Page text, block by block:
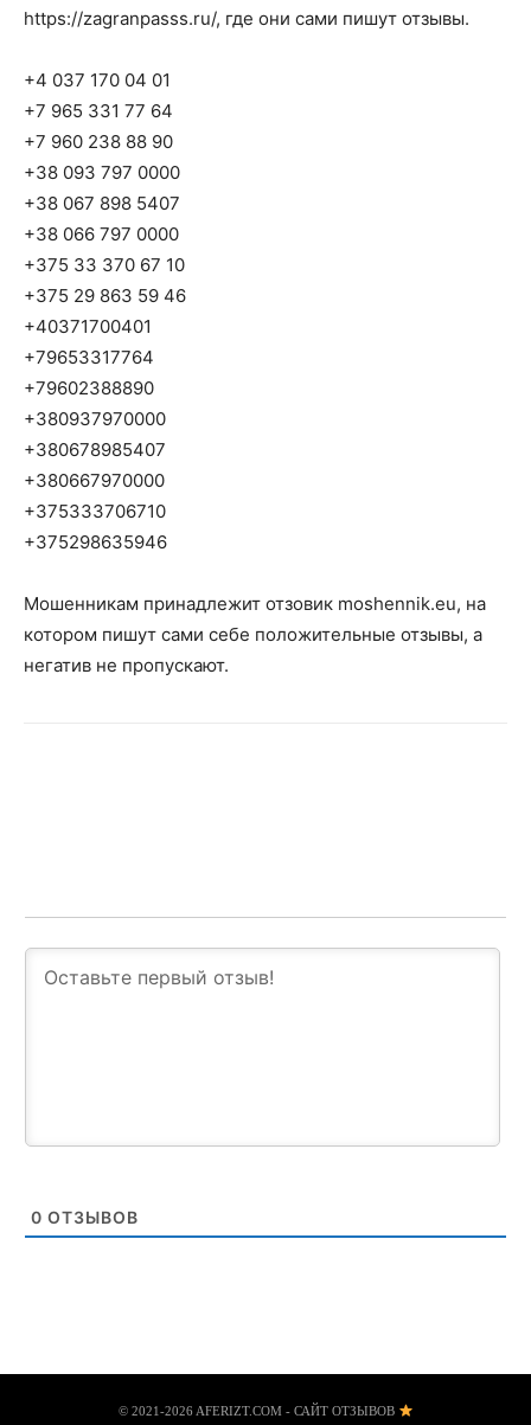
https://zagranpasss.ru/, где они сами пишут отзывы.
+4 037 170 04 01
+7 965 331 77 64
+7 960 238 88 90
+38 093 797 0000
+38 067 898 5407
+38 066 797 0000
+375 33 370 67 10
+375 29 863 59 46
+40371700401
+79653317764
+79602388890
+380937970000
+380678985407
+380667970000
+375333706710
+375298635946
Мошенникам принадлежит отзовик moshennik.eu, на
котором пишут сами себе положительные отзывы, а
негатив не пропускают.
0 ОТЗЫВОВ
© 2021-2026 AFERIZT.COM - САЙТ ОТЗЫВОВ